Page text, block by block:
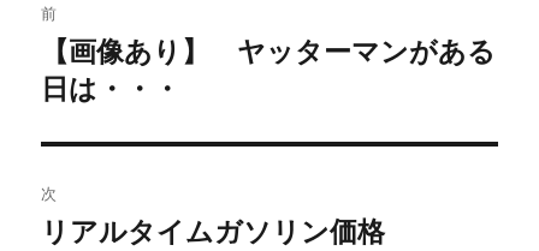
稿
ナ
ビ
ゲ
ー
前
去
投
稿:
【画像あり】 ヤッターマンがある
日は・・・
次
次
リアルタイムガソリン価格